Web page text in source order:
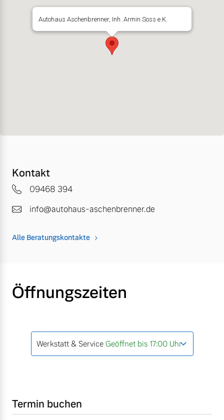
Autohaus Aschenbrenner, Inh. Armin Soss e.K.
Kontakt
09468 394
info@autohaus-aschenbrenner.de
Alle Beratungskontakte
Öffnungszeiten
Werkstatt & Service Geöffnet bis 17:00 Uhr
Termin buchen